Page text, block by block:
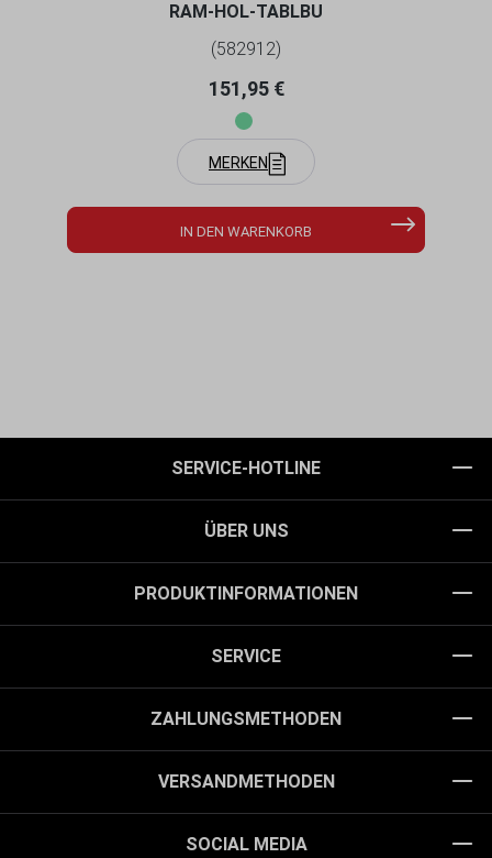
RAM-HOL-TABLBU
(582912)
Regulärer Preis:
151,95 €
MERKEN
IN DEN WARENKORB
SERVICE-HOTLINE
ÜBER UNS
PRODUKTINFORMATIONEN
SERVICE
ZAHLUNGSMETHODEN
VERSANDMETHODEN
SOCIAL MEDIA